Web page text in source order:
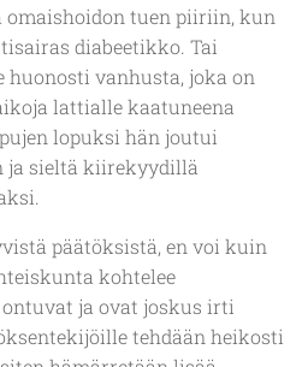
omaishoidon tuen piiriin, kun
diabeetikko. Tai
vanhusta, joka on
lattialle kaatuneena
lopuksi hän joutui
ja sieltä kiirekyydillä
päätöksistä, en voi kuin
kohtelee
ja ovat joskus irti
tehdään heikosti